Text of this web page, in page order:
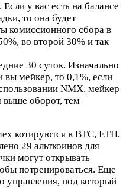
у вас есть на балансе
то она будет
комиссионного сбора в
во второй 30% и так
30 суток. Изначально
вы мейкер, то 0,1%, если
NMX, мейкер
выше оборот, тем
котируются в BTC, ETH,
29 альткоинов для
могут открывать
потренироваться. Еще
управления, под который